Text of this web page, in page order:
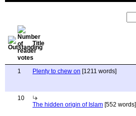
Title
1 Plenty to chew on [1211 words]
10
The hidden origin of Islam [552 words]